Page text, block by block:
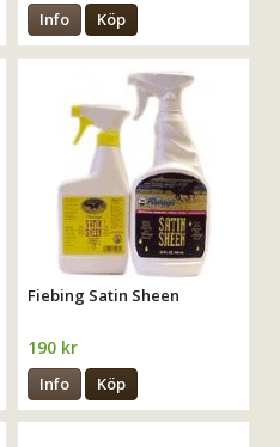
Info Köp
Fiebing Satin Sheen
190 kr
Info Köp